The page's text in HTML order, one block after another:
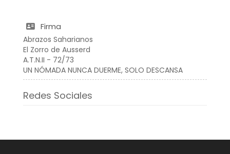
Firma
Abrazos Saharianos
El Zorro de Ausserd
A.T.N.II - 72/73
UN NÓMADA NUNCA DUERME, SOLO DESCANSA
Redes Sociales